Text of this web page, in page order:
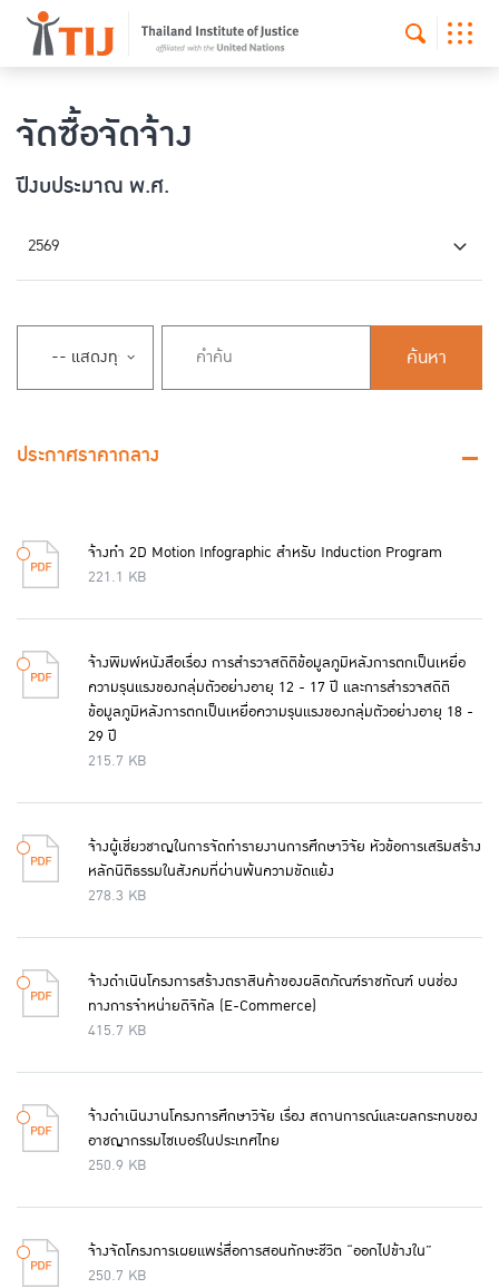
จัดซื้อจัดจ้าง
ปีงบประมาณ พ.ศ.
2569
ค้นหา
ประกาศราคากลาง
จ้างทำ 2D Motion Infographic สำหรับ Induction Program
221.1 KB
จ้างพิมพ์หนังสือเรื่อง การสำรวจสถิติข้อมูลภูมิหลังการตกเป็นเหยื่อ
ความรุนแรงของกลุ่มตัวอย่างอายุ 12 - 17 ปี และการสำรวจสถิติ
ข้อมูลภูมิหลังการตกเป็นเหยื่อความรุนแรงของกลุ่มตัวอย่างอายุ 18 -
29 ปี
215.7 KB
จ้างผู้เชี่ยวชาญในการจัดทำรายงานการศึกษาวิจัย หัวข้อการเสริมสร้าง
หลักนิติธรรมในสังคมที่ผ่านพ้นความขัดแย้ง
278.3 KB
จ้างดำเนินโครงการสร้างตราสินค้าของผลิตภัณฑ์ราชทัณฑ์ บนช่อง
ทางการจำหน่ายดิจิทัล (E-Commerce)
415.7 KB
จ้างดำเนินงานโครงการศึกษาวิจัย เรื่อง สถานการณ์และผลกระทบของ
อาชญากรรมไซเบอร์ในประเทศไทย
250.9 KB
จ้างจัดโครงการเผยแพร่สื่อการสอนทักษะชีวิต “ออกไปข้างใน”
250.7 KB